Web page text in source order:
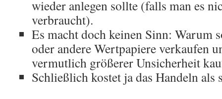
wieder anlegen sollte (falls man es
verbraucht).
Es macht doch keinen Sinn: Warum
oder andere Wertpapiere verkaufen
vermutlich größerer Unsicherheit
Schließlich kostet ja das Handeln als